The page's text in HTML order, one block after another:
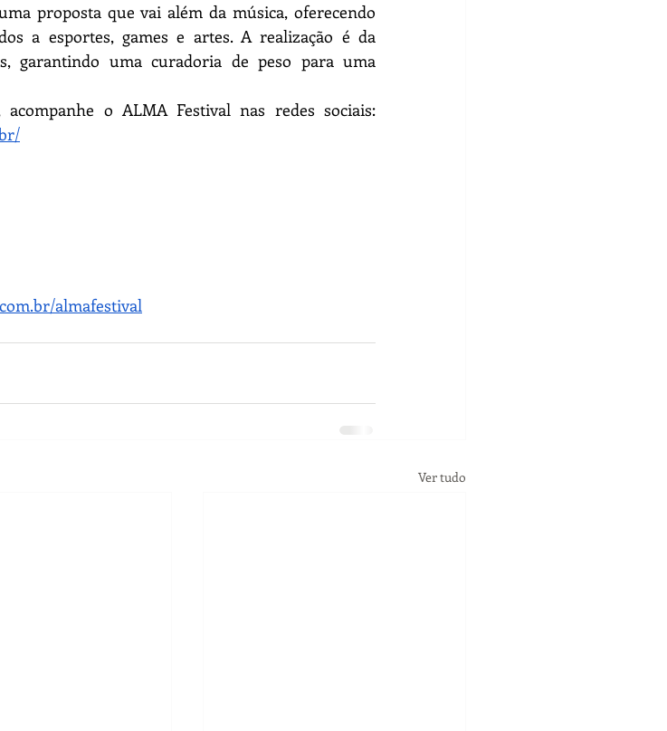
proposta que vai além da música, oferecendo
a esportes, games e artes. A realização é da
garantindo uma curadoria de peso para uma
almafestival
Ver tudo